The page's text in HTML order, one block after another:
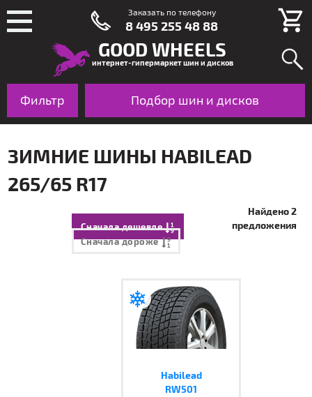
GOOD WHEELS
интернет-гипермаркет шин и дисков
Подбор шин и дисков
Фильтр Шины Диски По авто
ЗИМНИЕ ШИНЫ HABILEAD
265/65 R17
Сначала дешевле
Сначала дороже
Найдено 2
предложения
Habilead
RW501
Заказать по телефону
8 495 255 48 88